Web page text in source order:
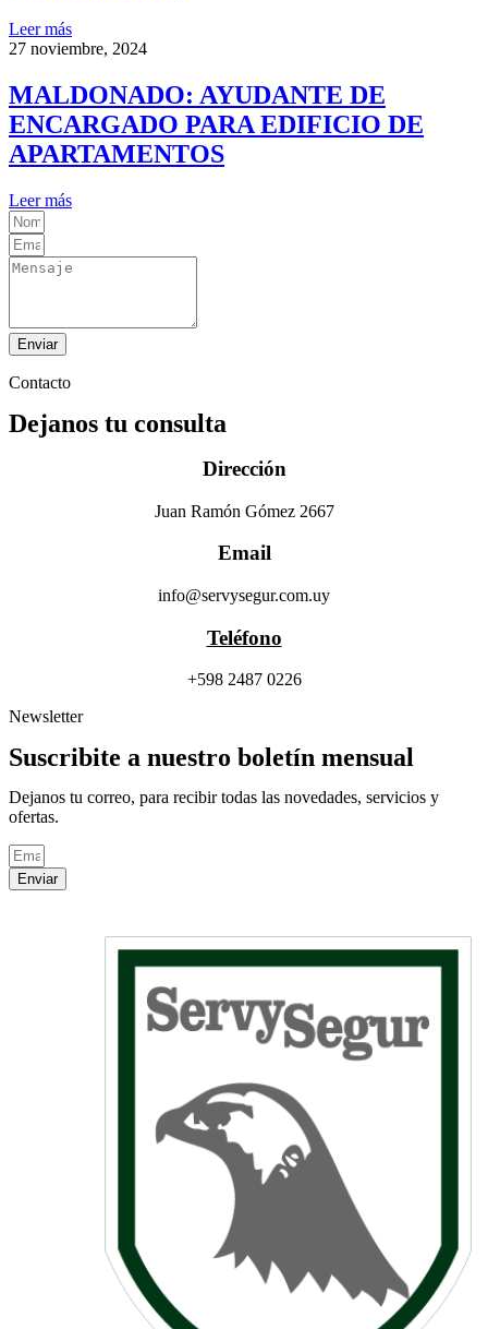
Leer más
27 noviembre, 2024
MALDONADO: AYUDANTE DE
ENCARGADO PARA EDIFICIO DE
APARTAMENTOS
Leer más
Enviar
Contacto
Dejanos tu consulta
Dirección
Juan Ramón Gómez 2667
Email
info@servysegur.com.uy
Teléfono
+598 2487 0226
Newsletter
Suscribite a nuestro boletín mensual
Dejanos tu correo, para recibir todas las novedades, servicios y
ofertas.
Enviar